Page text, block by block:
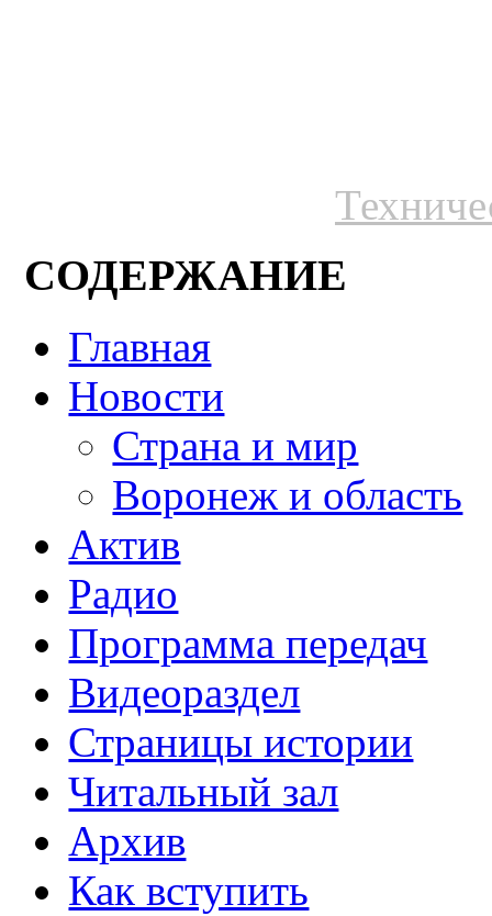
СОДЕРЖАНИЕ
Главная
Новости
Страна и мир
Воронеж и область
Актив
Радио
Программа передач
Видеораздел
Страницы истории
Читальный зал
Архив
Как вступить